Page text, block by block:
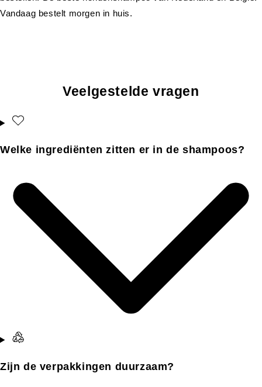
Veelgestelde vragen
Welke ingrediënten zitten er in de shampoos?
Zijn de verpakkingen duurzaam?